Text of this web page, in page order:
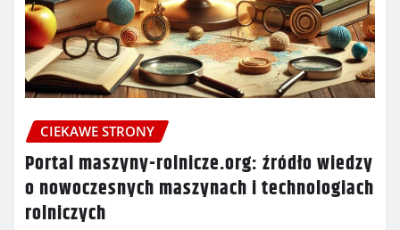
CIEKAWE STRONY
Portal maszyny-rolnicze.org: źródło wiedzy
o nowoczesnych maszynach i technologiach
rolniczych